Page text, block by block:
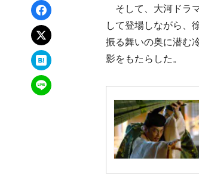
Facebookでシェア
xでポスト
はてなブックマーク
LINEで送る
そして、大河ドラ
して登場しながら、
振る舞いの奥に潜む
影をもたらした。